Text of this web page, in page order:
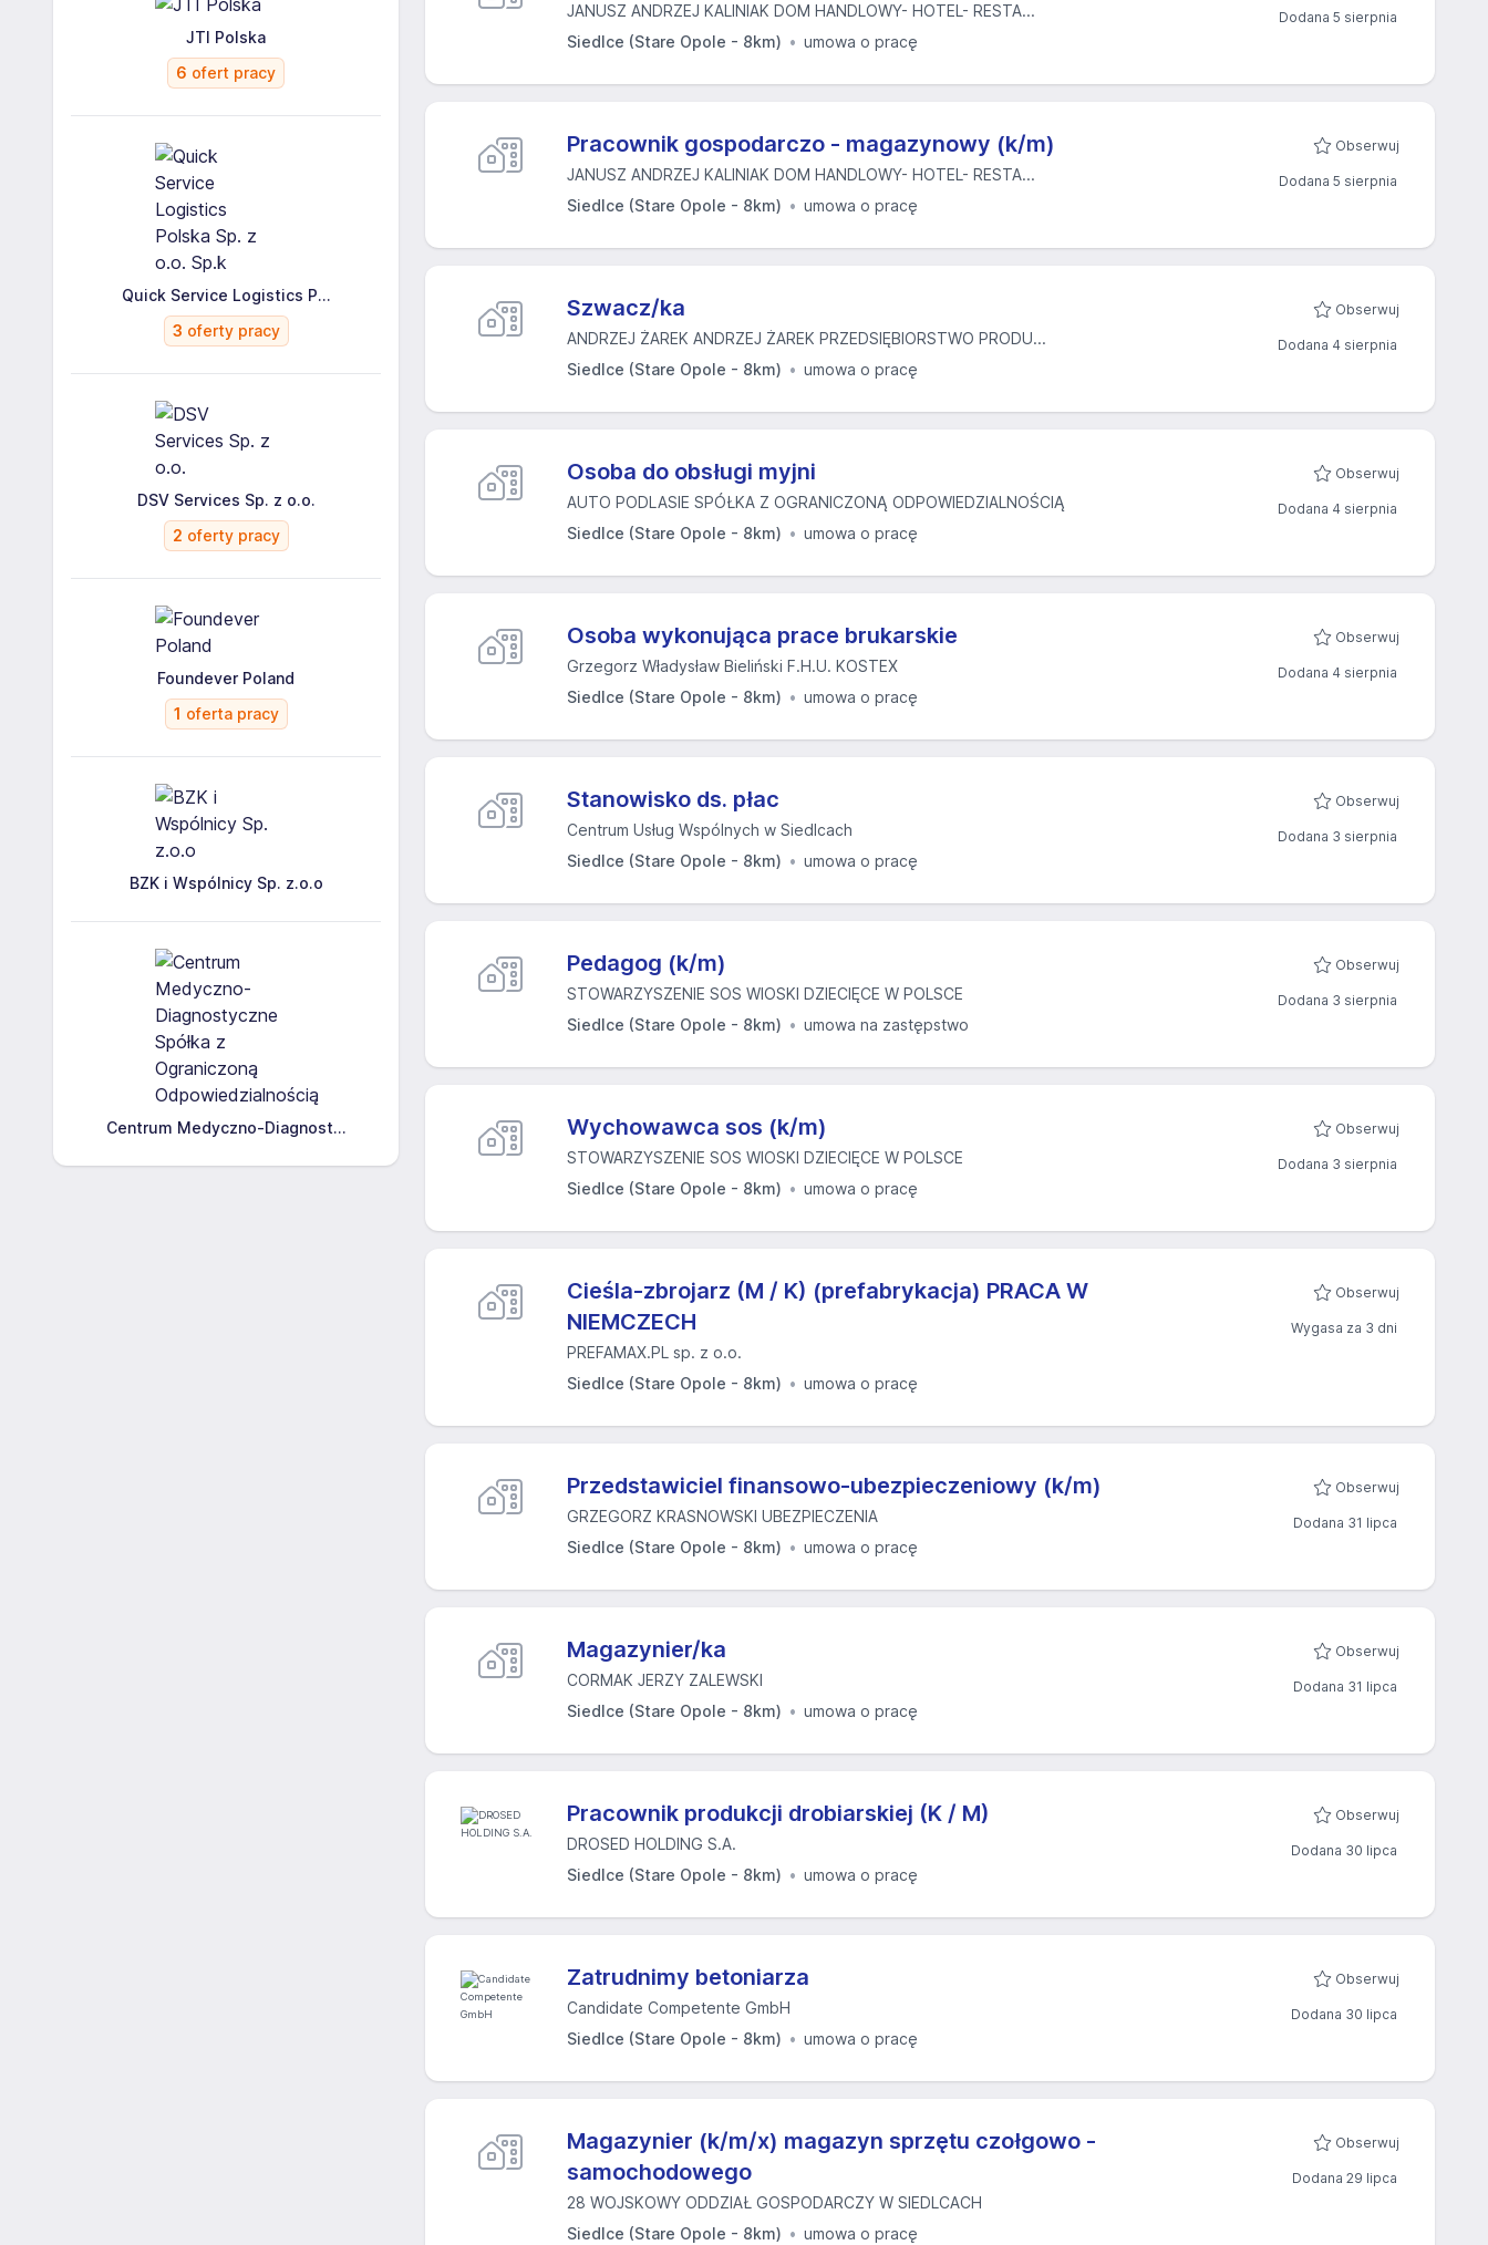
JTI Polska
6 ofert pracy
Quick Service Logistics P...
3 oferty pracy
DSV Services Sp. z o.o.
2 oferty pracy
Foundever Poland
1 oferta pracy
BZK i Wspólnicy Sp. z.o.o
Centrum Medyczno-Diagnost...
JANUSZ ANDRZEJ KALINIAK DOM HANDLOWY- HOTEL- RESTA...
Siedlce (Stare Opole - 8km)
umowa o pracę
Dodana 5 sierpnia
Pracownik gospodarczo - magazynowy (k/m)
JANUSZ ANDRZEJ KALINIAK DOM HANDLOWY- HOTEL- RESTA...
Siedlce (Stare Opole - 8km)
umowa o pracę
Obserwuj
Dodana 5 sierpnia
Szwacz/ka
ANDRZEJ ŻAREK ANDRZEJ ŻAREK PRZEDSIĘBIORSTWO PRODU...
Siedlce (Stare Opole - 8km)
umowa o pracę
Obserwuj
Dodana 4 sierpnia
Osoba do obsługi myjni
AUTO PODLASIE SPÓŁKA Z OGRANICZONĄ ODPOWIEDZIALNOŚCIĄ
Siedlce (Stare Opole - 8km)
umowa o pracę
Obserwuj
Dodana 4 sierpnia
Osoba wykonująca prace brukarskie
Grzegorz Władysław Bieliński F.H.U. KOSTEX
Siedlce (Stare Opole - 8km)
umowa o pracę
Obserwuj
Dodana 4 sierpnia
Stanowisko ds. płac
Centrum Usług Wspólnych w Siedlcach
Siedlce (Stare Opole - 8km)
umowa o pracę
Obserwuj
Dodana 3 sierpnia
Pedagog (k/m)
STOWARZYSZENIE SOS WIOSKI DZIECIĘCE W POLSCE
Siedlce (Stare Opole - 8km)
umowa na zastępstwo
Obserwuj
Dodana 3 sierpnia
Wychowawca sos (k/m)
STOWARZYSZENIE SOS WIOSKI DZIECIĘCE W POLSCE
Siedlce (Stare Opole - 8km)
umowa o pracę
Obserwuj
Dodana 3 sierpnia
Cieśla-zbrojarz (M / K) (prefabrykacja) PRACA W
NIEMCZECH
PREFAMAX.PL sp. z o.o.
Siedlce (Stare Opole - 8km)
umowa o pracę
Obserwuj
Wygasa za 3 dni
Przedstawiciel finansowo-ubezpieczeniowy (k/m)
GRZEGORZ KRASNOWSKI UBEZPIECZENIA
Siedlce (Stare Opole - 8km)
umowa o pracę
Obserwuj
Dodana 31 lipca
Magazynier/ka
CORMAK JERZY ZALEWSKI
Siedlce (Stare Opole - 8km)
umowa o pracę
Obserwuj
Dodana 31 lipca
Pracownik produkcji drobiarskiej (K / M)
DROSED HOLDING S.A.
Siedlce (Stare Opole - 8km)
umowa o pracę
Obserwuj
Dodana 30 lipca
Zatrudnimy betoniarza
Candidate Competente GmbH
Siedlce (Stare Opole - 8km)
umowa o pracę
Obserwuj
Dodana 30 lipca
Magazynier (k/m/x) magazyn sprzętu czołgowo -
samochodowego
28 WOJSKOWY ODDZIAŁ GOSPODARCZY W SIEDLCACH
Siedlce (Stare Opole - 8km)
umowa o pracę
Obserwuj
Dodana 29 lipca